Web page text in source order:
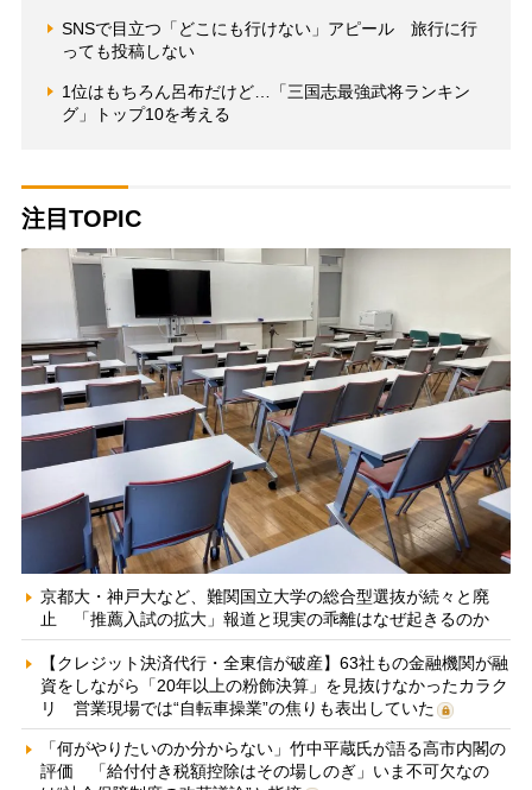
SNSで目立つ「どこにも行けない」アピール 旅行に行
っても投稿しない
1位はもちろん呂布だけど…「三国志最強武将ランキン
グ」トップ10を考える
注目TOPIC
京都大・神戸大など、難関国立大学の総合型選抜が続々と廃
止 「推薦入試の拡大」報道と現実の乖離はなぜ起きるのか
【クレジット決済代行・全東信が破産】63社もの金融機関が融
資をしながら「20年以上の粉飾決算」を見抜けなかったカラク
リ 営業現場では“自転車操業”の焦りも表出していた
「何がやりたいのか分からない」竹中平蔵氏が語る高市内閣の
評価 「給付付き税額控除はその場しのぎ」いま不可欠なの